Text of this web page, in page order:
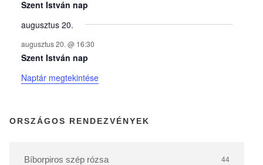
y
e
k
n
Szent István nap
augusztus 20.
augusztus 20. @ 16:30
Szent István nap
Naptár megtekintése
ORSZÁGOS RENDEZVÉNYEK
Bíborpiros szép rózsa 44